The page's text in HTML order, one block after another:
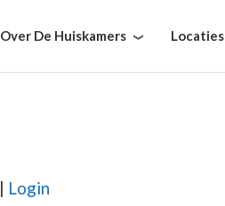
Over De Huiskamers Locaties
| Login